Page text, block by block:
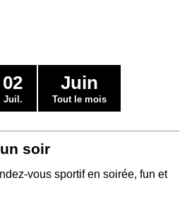
02
Juil.
Juin
Tout le mois
soir
vous sportif en soirée, fun et